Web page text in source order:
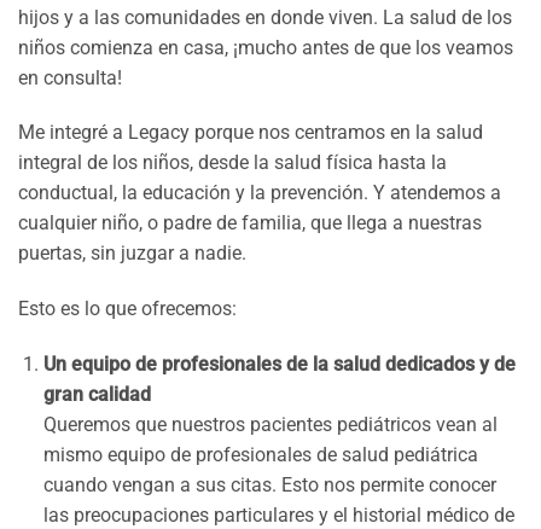
hijos y a las comunidades en donde viven. La salud de los
niños comienza en casa, ¡mucho antes de que los veamos
en consulta!
Me integré a Legacy porque nos centramos en la salud
integral de los niños, desde la salud física hasta la
conductual, la educación y la prevención. Y atendemos a
cualquier niño, o padre de familia, que llega a nuestras
puertas, sin juzgar a nadie.
Esto es lo que ofrecemos:
Un equipo de profesionales de la salud dedicados y de
gran calidad
Queremos que nuestros pacientes pediátricos vean al
mismo equipo de profesionales de salud pediátrica
cuando vengan a sus citas. Esto nos permite conocer
las preocupaciones particulares y el historial médico de